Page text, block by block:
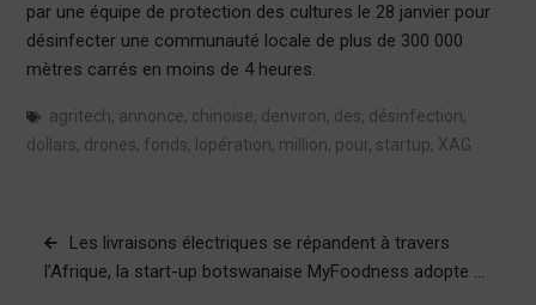
par une équipe de protection des cultures le 28 janvier pour
désinfecter une communauté locale de plus de 300 000
mètres carrés en moins de 4 heures.
agritech, annonce, chinoise, denviron, des, désinfection,
dollars, drones, fonds, lopération, million, pour, startup, XAG
Navigation
de
Les livraisons électriques se répandent à travers
l’Afrique, la start-up botswanaise MyFoodness adopte …